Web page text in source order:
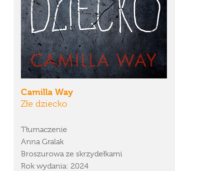
Camilla Way
Złe dziecko
Tłumaczenie
Anna Gralak
Broszurowa ze skrzydełkami
Rok wydania: 2024